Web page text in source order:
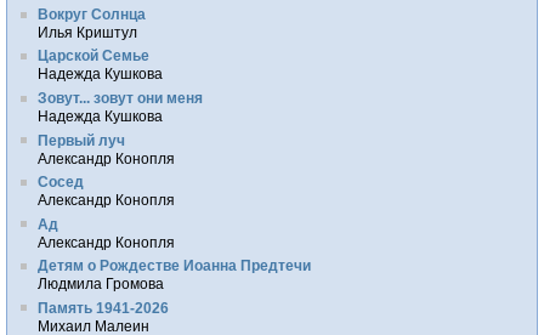
Вокруг Солнца
Илья Криштул
Царской Семье
Надежда Кушкова
Зовут... зовут они меня
Надежда Кушкова
Первый луч
Александр Конопля
Сосед
Александр Конопля
Ад
Александр Конопля
Детям о Рождестве Иоанна Предтечи
Людмила Громова
Память 1941-2026
Михаил Малеин